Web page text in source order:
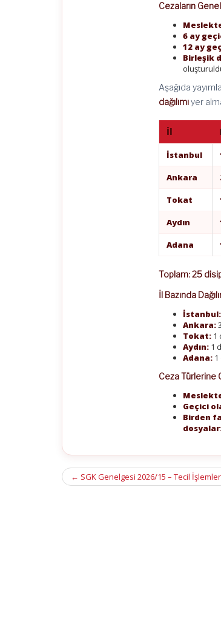
Cezaların Genel
6 ay
12 ay
Birleşik
Aşağıda
dağılımıyer
İl
İstanbul
Ankara
Tokat
Aydın
Adana
Toplam: 25
İl Bazında
İstanbul:
Ankara:
Tokat: 1
Aydın: 1
Adana:
Ceza Türlerine
Geçici
Birden
Post
← SGK Genelgesi 2026/15 – Tecil